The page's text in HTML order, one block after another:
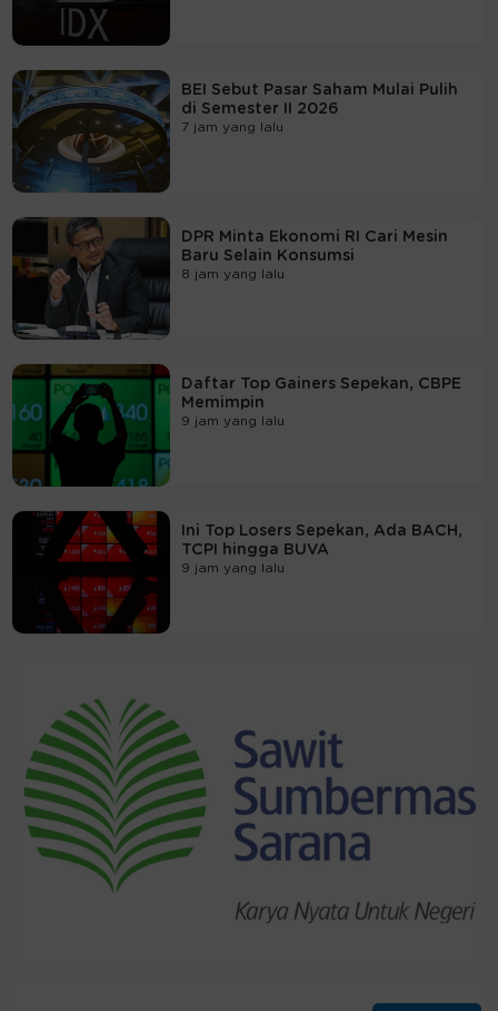
BEI Sebut Pasar Saham Mulai Pulih
di Semester II 2026
7 jam yang lalu
DPR Minta Ekonomi RI Cari Mesin
Baru Selain Konsumsi
8 jam yang lalu
Daftar Top Gainers Sepekan, CBPE
Memimpin
9 jam yang lalu
Ini Top Losers Sepekan, Ada BACH,
TCPI hingga BUVA
9 jam yang lalu